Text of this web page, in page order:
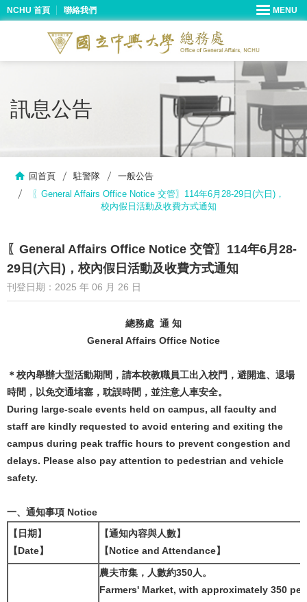
NCHU 首頁 聯絡我們
訊息公告
回首頁 駐警隊
一般公告
〖General Affairs Office Notice 交管〗114年6月28-29日(六日)，
校內假日活動及收費方式通知
〖General Affairs Office Notice 交管〗114年6月28-
29日(六日)，校內假日活動及收費方式通知
刊登日期：2025 年 06 月 26 日
總務處 通 知
General Affairs Office Notice
＊校內舉辦大型活動期間，請本校教職員工出入校門，避開進、退場
時間，以免交通堵塞，耽誤時間，並注意人車安全。
During large-scale events held on campus, all faculty and
staff are kindly requested to avoid entering and exiting the
campus during peak traffic hours to prevent congestion and
delays. Please also pay attention to pedestrian and vehicle
safety.
一、通知事項 Notice
【日期】
【Date】
【通知內容與人數】
【Notice and Attendance】
農夫市集，人數約350人。
Farmers' Market, with approximately 350